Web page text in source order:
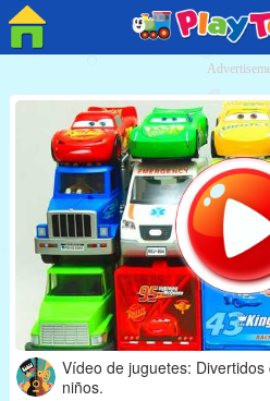
Vídeo de juguetes:
niños.